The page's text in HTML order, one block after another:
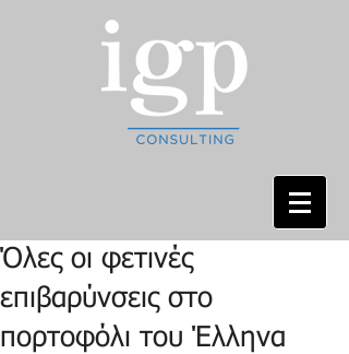
Όλες οι φετινές
επιβαρύνσεις στο
πορτοφόλι του Έλληνα